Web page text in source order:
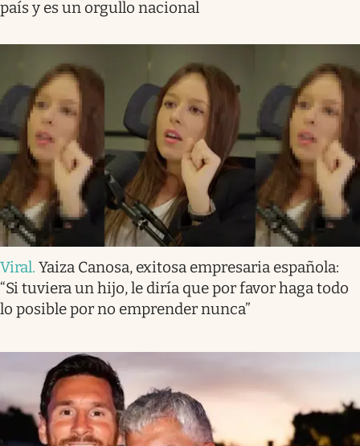
país y es un orgullo nacional
Viral. Yaiza Canosa, exitosa empresaria española:
“Si tuviera un hijo, le diría que por favor haga todo
lo posible por no emprender nunca”